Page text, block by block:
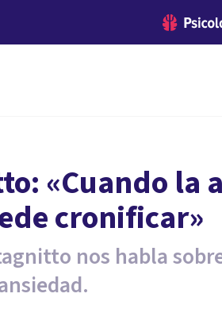
«Cuando la
cronificar»
nos habla